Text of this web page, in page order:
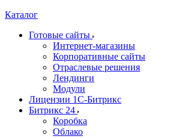
Каталог
Готовые сайты
Интернет-магазины
Корпоративные сайты
Отраслевые решения
Лендинги
Модули
Лицензии 1С-Битрикс
Битрикс 24
Коробка
Облако